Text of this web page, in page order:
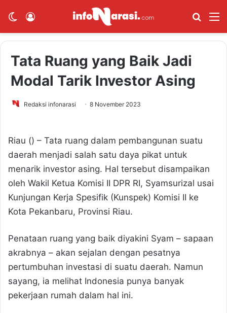
Switch skin Cari
Tata Ruang yang Baik Jadi
Modal Tarik Investor Asing
Redaksi infonarasi 8 November 2023
Riau () – Tata ruang dalam pembangunan suatu
daerah menjadi salah satu daya pikat untuk
menarik investor asing. Hal tersebut disampaikan
oleh Wakil Ketua Komisi II DPR RI, Syamsurizal usai
Kunjungan Kerja Spesifik (Kunspek) Komisi II ke
Kota Pekanbaru, Provinsi Riau.
Penataan ruang yang baik diyakini Syam – sapaan
akrabnya – akan sejalan dengan pesatnya
pertumbuhan investasi di suatu daerah. Namun
sayang, ia melihat Indonesia punya banyak
pekerjaan rumah dalam hal ini.